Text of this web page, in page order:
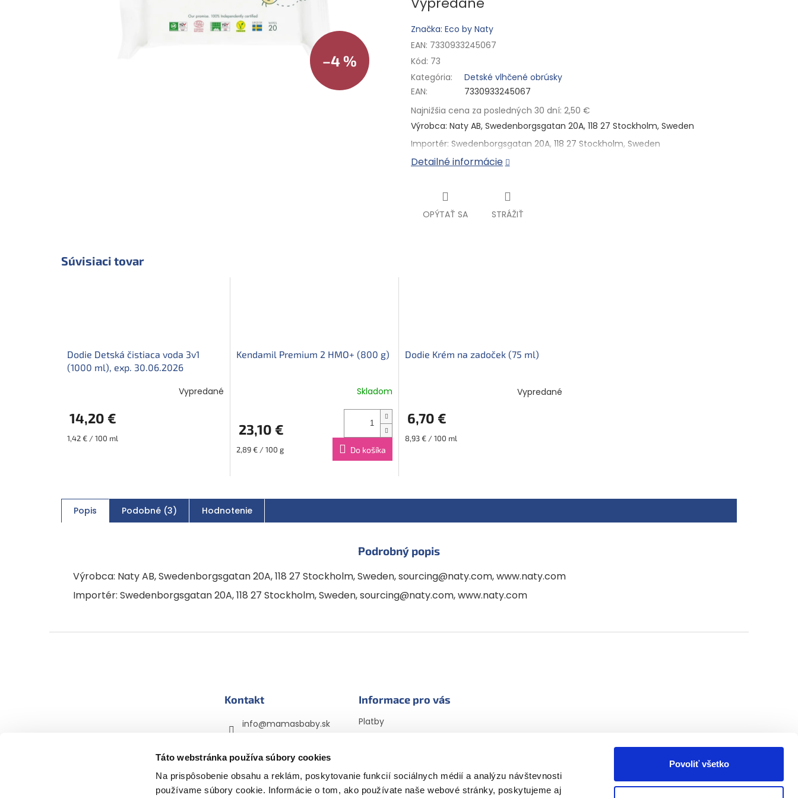
Táto webstránka používa súbory cookies
Na prispôsobenie obsahu a reklám, poskytovanie funkcií sociálnych médií a analýzu návštevnosti
používame súbory cookie. Informácie o tom, ako používate naše webové stránky, poskytujeme aj
Povoliť všetko
–4 %
Značka: Eco by Naty
EAN: 7330933245067
Kód: 73
Kategória:
Detské vlhčené obrúsky
EAN:
7330933245067
Najnižšia cena za posledných 30 dní: 2,50 €
Výrobca: Naty AB, Swedenborgsgatan 20A, 118 27 Stockholm, Sweden
Importér: Swedenborgsgatan 20A, 118 27 Stockholm, Sweden
Detailné informácie
OPÝTAŤ SA STRÁŽIŤ
Súvisiaci tovar
Dodie Detská čistiaca voda 3v1
(1000 ml), exp. 30.06.2026
Vypredané
14,20 €
Jednotková
1,42 € / 100 ml
Kendamil Premium 2 HMO+ (800 g)
Skladom
23,10 €
Jednotková
2,89 € / 100 g Do košíka
Dodie Krém na zadoček (75 ml)
Vypredané
6,70 €
Jednotková
8,93 € / 100 ml
Popis Podobné (3) Hodnotenie
Podrobný popis
Výrobca: Naty AB, Swedenborgsgatan 20A, 118 27 Stockholm, Sweden, sourcing@naty.com, www.naty.com
Importér: Swedenborgsgatan 20A, 118 27 Stockholm, Sweden, sourcing@naty.com, www.naty.com
Kontakt
info@mamasbaby.sk
mamasbabyczsk
mamasbaby_czsk
Informace pro vás
Platby
Obchodné podmienky
Podmienky ochrany